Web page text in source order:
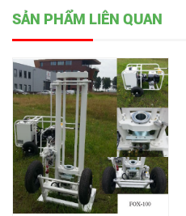
SẢN PHẨM LIÊN QUAN